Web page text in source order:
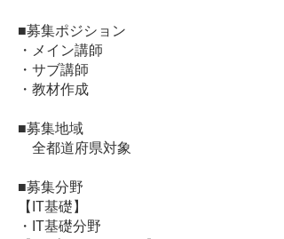
■募集ポジション
・メイン講師
・サブ講師
・教材作成
■募集地域
全都道府県対象
■募集分野
【IT基礎】
・IT基礎分野